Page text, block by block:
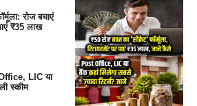
रोज बचाएं
₹35 लाख
LIC या
स्कीम